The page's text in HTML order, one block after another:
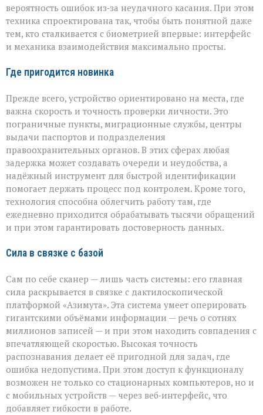
вероятность ошибок из‑за неудачного касания. При этом
техника спроектирована так, чтобы быть понятной даже
тем, кто сталкивается с биометрией впервые: интерфейс
и механика взаимодействия максимально просты.
Где пригодится новинка
Прежде всего, устройство ориентировано на места, где
важна скорость и точность проверки личности. Это
пограничные пункты, миграционные службы, центры
выдачи паспортов и подразделения
правоохранительных органов. В этих сферах любая
задержка может создавать очереди и неудобства, а
надёжный инструмент для быстрой идентификации
помогает держать процесс под контролем. Кроме того,
технология способна облегчить работу там, где
ежедневно приходится обрабатывать тысячи обращений
и при этом гарантировать достоверность данных.
Сила в связке с базой
Сам по себе сканер — лишь часть системы: его главная
сила раскрывается в связке с дактилоскопической
платформой «Азимута». Эта система умеет оперировать
гигантскими объёмами информации — речь о сотнях
миллионов записей — и при этом находить совпадения с
впечатляющей скоростью. Высокая точность
распознавания делает её пригодной для задач, где
ошибка недопустима. При этом доступ к функционалу
возможен не только со стационарных компьютеров, но и
с мобильных устройств — через веб‑интерфейс, что
добавляет гибкости в работе.